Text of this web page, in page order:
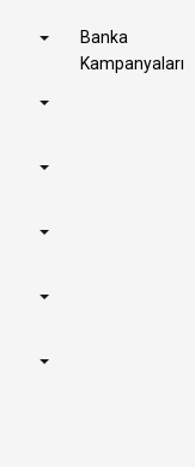
Banka
Kampanyaları